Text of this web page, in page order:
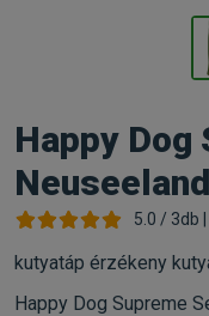
Happy Dog
5.0 / 3db |
kutyatáp érzékeny
Happy Dog Supreme